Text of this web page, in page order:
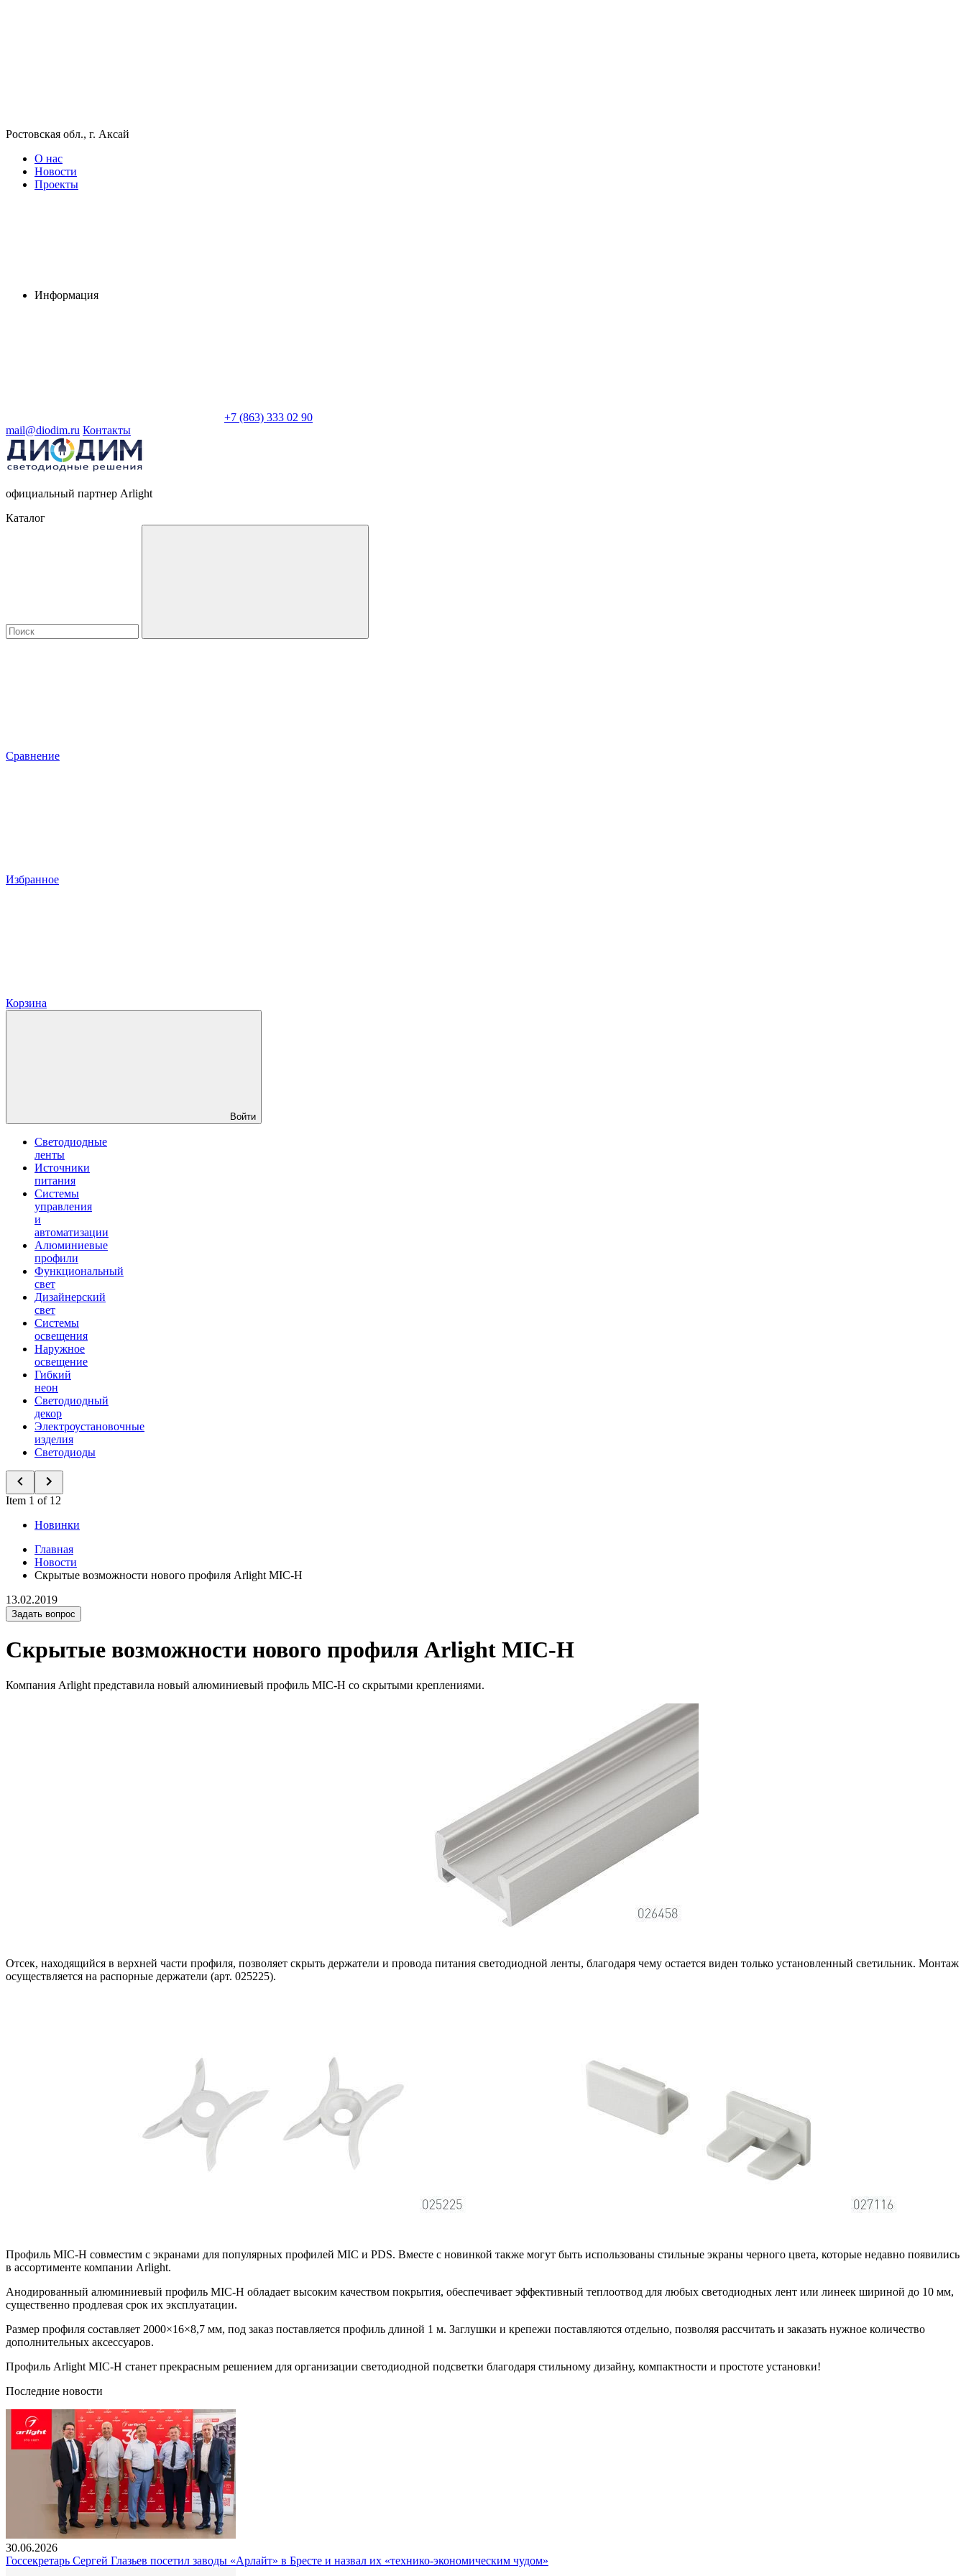
Ростовская обл., г. Аксай
О нас
Новости
Проекты
Информация
+7 (863) 333 02 90
mail@diodim.ru Контакты
официальный партнер Arlight
Каталог
Сравнение
Избранное
Корзина
Войти
Светодиодные
ленты
Источники
питания
Системы
управления
и
автоматизации
Алюминиевые
профили
Функциональный
свет
Дизайнерский
свет
Системы
освещения
Наружное
освещение
Гибкий
неон
Светодиодный
декор
Электроустановочные
изделия
Светодиоды
Item 1 of 12
Новинки
Главная
Новости
Скрытые возможности нового профиля Arlight MIC-H
13.02.2019
Задать вопрос
Скрытые возможности нового профиля Arlight MIC-H
Компания Arlight представила новый алюминиевый профиль MIC-H со скрытыми креплениями.
Отсек, находящийся в верхней части профиля, позволяет скрыть держатели и провода питания светодиодной ленты, благодаря чему остается виден только установленный светильник. Монтаж
осуществляется на распорные держатели (арт. 025225).
Профиль MIC-H совместим с экранами для популярных профилей MIC и PDS. Вместе с новинкой также могут быть использованы стильные экраны черного цвета, которые недавно появились
в ассортименте компании Arlight.
Анодированный алюминиевый профиль MIC-H обладает высоким качеством покрытия, обеспечивает эффективный теплоотвод для любых светодиодных лент или линеек шириной до 10 мм,
существенно продлевая срок их эксплуатации.
Размер профиля составляет 2000×16×8,7 мм, под заказ поставляется профиль длиной 1 м. Заглушки и крепежи поставляются отдельно, позволяя рассчитать и заказать нужное количество
дополнительных аксессуаров.
Профиль Arlight MIC-H станет прекрасным решением для организации светодиодной подсветки благодаря стильному дизайну, компактности и простоте установки!
Последние новости
30.06.2026
Госсекретарь Сергей Глазьев посетил заводы «Арлайт» в Бресте и назвал их «технико-экономическим чудом»